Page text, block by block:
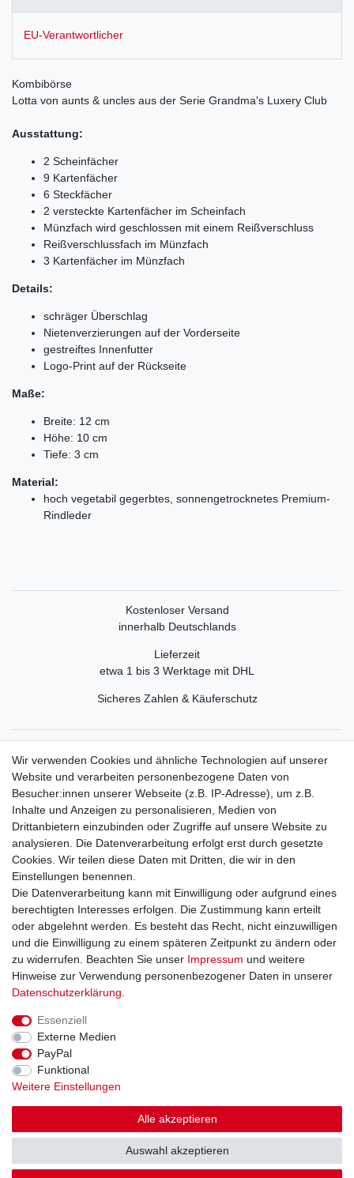
EU-Verantwortlicher
Kombibörse
Lotta von aunts & uncles aus der Serie Grandma's Luxery Club
Ausstattung:
2 Scheinfächer
9 Kartenfächer
6 Steckfächer
2 versteckte Kartenfächer im Scheinfach
Münzfach wird geschlossen mit einem Reißverschluss
Reißverschlussfach im Münzfach
3 Kartenfächer im Münzfach
Details:
schräger Überschlag
Nietenverzierungen auf der Vorderseite
gestreiftes Innenfutter
Logo-Print auf der Rückseite
Maße:
Breite: 12 cm
Höhe: 10 cm
Tiefe: 3 cm
Material:
hoch vegetabil gegerbtes, sonnengetrocknetes Premium-
Rindleder
Kostenloser Versand
innerhalb Deutschlands
Lieferzeit
etwa 1 bis 3 Werktage mit DHL
Sicheres Zahlen & Käuferschutz
Rechtliche Informationen
Widerrufsrecht
Widerrufsformular
Datenschutzerklärung
AGB
Impressum
Vertrag widerrufen Kontakt
Zahlungsarten
Kreditkarte
Lastschrift
Apple Pay
Google Pay
Vorkasse
Facebook
Wir verwenden Cookies und ähnliche Technologien auf unserer
Website und verarbeiten personenbezogene Daten von
Besucher:innen unserer Webseite (z.B. IP-Adresse), um z.B.
Inhalte und Anzeigen zu personalisieren, Medien von
Drittanbietern einzubinden oder Zugriffe auf unsere Website zu
analysieren. Die Datenverarbeitung erfolgt erst durch gesetzte
Cookies. Wir teilen diese Daten mit Dritten, die wir in den
Einstellungen benennen.
Die Datenverarbeitung kann mit Einwilligung oder aufgrund eines
berechtigten Interesses erfolgen. Die Zustimmung kann erteilt
oder abgelehnt werden. Es besteht das Recht, nicht einzuwilligen
und die Einwilligung zu einem späteren Zeitpunkt zu ändern oder
zu widerrufen. Beachten Sie unser Impressum und weitere
Hinweise zur Verwendung personenbezogener Daten in unserer
Daten­schutz­erklärung
Essenziell
Externe Medien
PayPal
Funktional
Weitere Einstellungen
Alle akzeptieren
Auswahl akzeptieren